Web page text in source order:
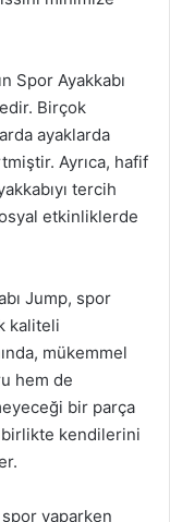
Spor Ayakkabı
Birçok
ayaklarda
Ayrıca, hafif
tercih
etkinliklerde
Jump, spor
kaliteli
mükemmel
hem de
bir parça
birlikte kendilerini
spor yaparken